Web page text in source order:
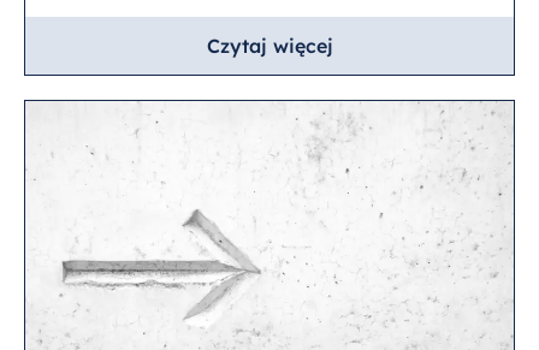
Czytaj więcej